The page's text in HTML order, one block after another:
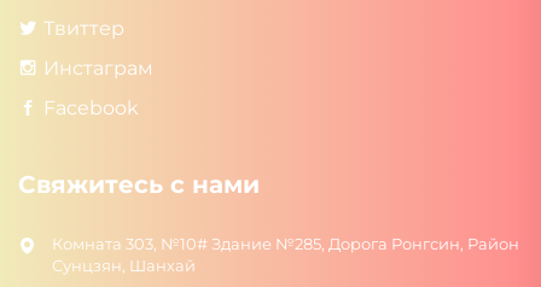
Твиттер
Инстаграм
Facebook
Свяжитесь с нами
Комната 303, №10# Здание №285, Дорога Ронгсин, Район
Сунцзян, Шанхай